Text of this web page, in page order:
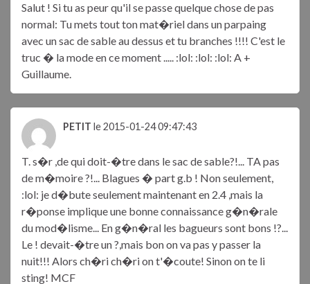
Salut ! Si tu as peur qu'il se passe quelque chose de pas
normal: Tu mets tout ton mat�riel dans un parpaing
avec un sac de sable au dessus et tu branches !!!! C'est le
truc � la mode en ce moment ..... :lol: :lol: :lol: A +
Guillaume.
PETIT le 2015-01-24 09:47:43
T. s�r ,de qui doit-�tre dans le sac de sable?!... TA pas
de m�moire ?!... Blagues � part g.b ! Non seulement,
:lol: je d�bute seulement maintenant en 2.4 ,mais la
r�ponse implique une bonne connaissance g�n�rale
du mod�lisme... En g�n�ral les bagueurs sont bons !?...
Le ! devait-�tre un ?,mais bon on va pas y passer la
nuit!!! Alors ch�ri ch�ri on t'�coute! Sinon on te li
sting! MCF